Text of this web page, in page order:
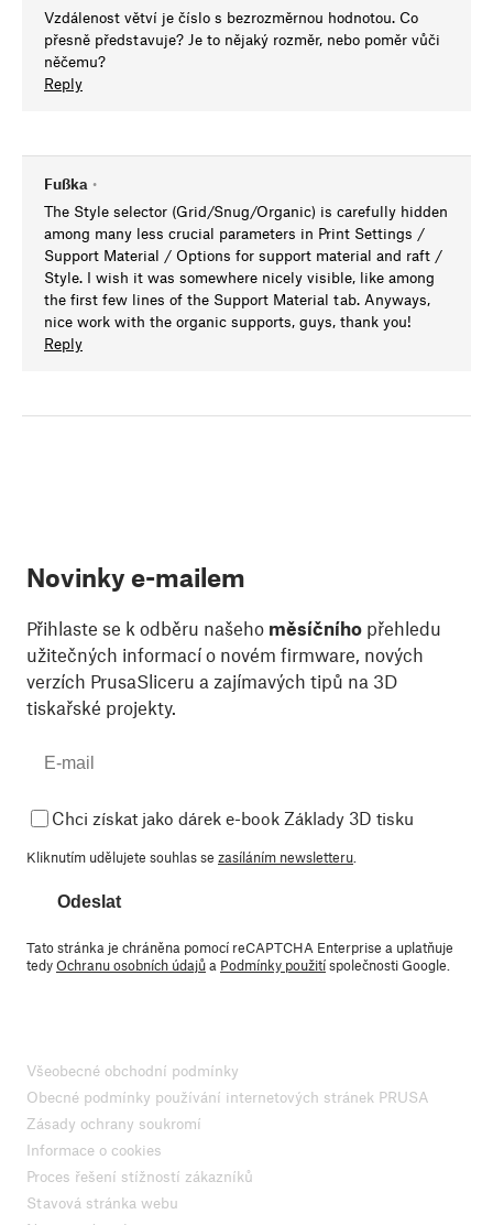
Vzdálenost větví je číslo s bezrozměrnou hodnotou. Co
přesně představuje? Je to nějaký rozměr, nebo poměr vůči
něčemu?
Reply
Fußka •
The Style selector (Grid/Snug/Organic) is carefully hidden
among many less crucial parameters in Print Settings /
Support Material / Options for support material and raft /
Style. I wish it was somewhere nicely visible, like among
the first few lines of the Support Material tab. Anyways,
nice work with the organic supports, guys, thank you!
Reply
Novinky e-mailem
Přihlaste se k odběru našeho měsíčního přehledu
užitečných informací o novém firmware, nových
verzích PrusaSliceru a zajímavých tipů na 3D
tiskařské projekty.
Chci získat jako dárek e-book Základy 3D tisku
Kliknutím udělujete souhlas se zasíláním newsletteru
Odeslat
Tato stránka je chráněna pomocí reCAPTCHA Enterprise a uplatňuje
tedyOchranu osobních údajůa Podmínky použitíspolečnosti Google.
Všeobecné obchodní podmínky
Obecné podmínky používání internetových stránek PRUSA
Zásady ochrany soukromí
Informace o cookies
Proces řešení stížností zákazníků
Stavová stránka webu